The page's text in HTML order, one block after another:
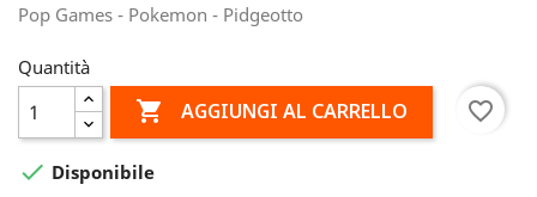
Pop Games - Pokemon - Pidgeotto
Quantità
 AGGIUNGI AL CARRELLO favorite_border
 Disponibile